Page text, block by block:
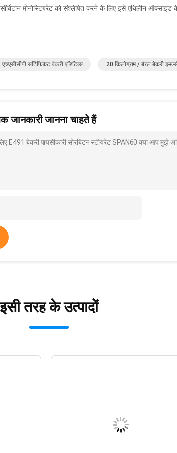
मोनोस्टियरेट को संश्लेषित करने के लिए इसे एथिलीन
एचएसीसीपी सर्टिफिकेट बेकरी एडिटिव्स 20 किलोग्राम / बैरल बेकरी
जानकारी जानना चाहते हैं
E491 बेकरी पायसीकारी सोरबिटन स्टीयरेट SPAN60 क्या आप मुझे
इसी तरह के उत्पादों